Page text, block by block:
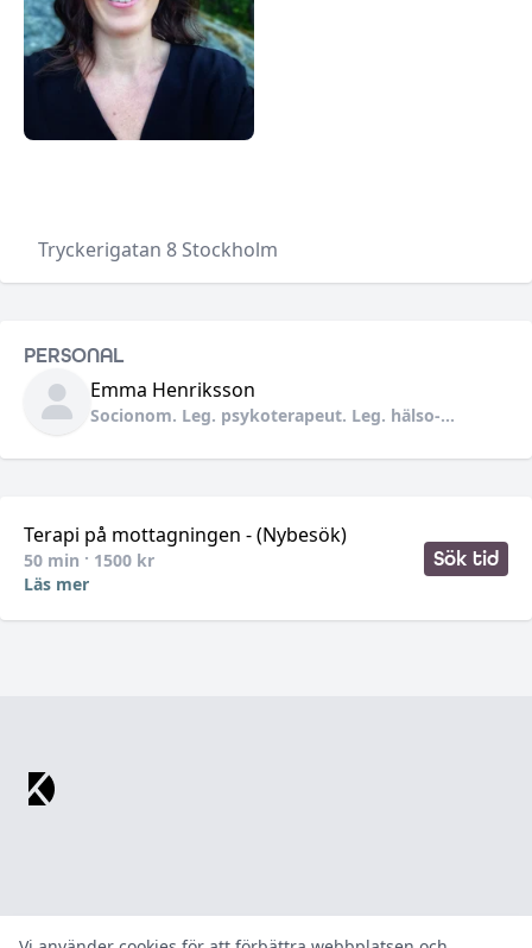
Tryckerigatan 8 Stockholm
•
PERSONAL
Emma Henriksson
Socionom. Leg. psykoterapeut. Leg. hälso-
Terapi på mottagningen - (Nybesök)
50 min · 1500 kr
Läs mer
Sök tid